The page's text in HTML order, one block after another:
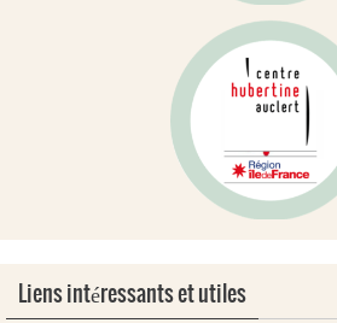
Liens intéressants et utiles